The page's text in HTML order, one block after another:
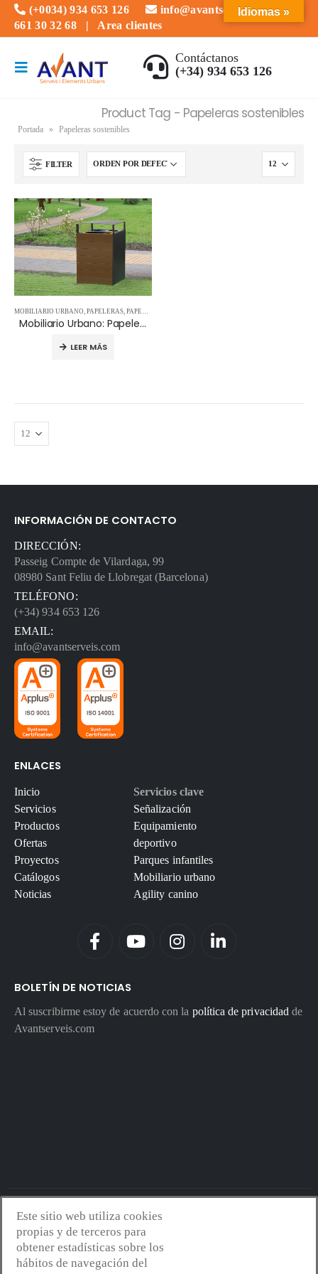
(+0034) 934 653 126
info@avantserveis.com
661 30 32 68 | Area clientes
Contáctanos
(+34) 934 653 126
Product Tag - Papeleras sostenibles
Portada » Papeleras sostenibles
FILTER
MOBILIARIO URBANO PAPELERAS PAPELERAS DE RECICLAJE
Mobiliario Urbano: Papelera Reciclaje PALMA
LEER MÁS
INFORMACIÓN DE CONTACTO
DIRECCIÓN:
Passeig Compte de Vilardaga, 99
08980 Sant Feliu de Llobregat (Barcelona)
TELÉFONO:
(+34) 934 653 126
EMAIL:
info@avantserveis.com
ENLACES
Inicio
Servicios
Productos
Ofertas
Proyectos
Catálogos
Noticias
Servicios clave
Señalización
Equipamiento
deportivo
Parques infantiles
Mobiliario urbano
Agility canino
BOLETÍN DE NOTICIAS
Al suscribirme estoy de acuerdo con la política de privacidad de
Avantserveis.com
Avantserveis.com -Aviso legal - GDPR
Política de cookies-Política de calidad y medio ambiente
web:Mejorconweb
Idiomas »
Este sitio web utiliza cookies
propias y de terceros para
obtener estadísticas sobre los
hábitos de navegación del